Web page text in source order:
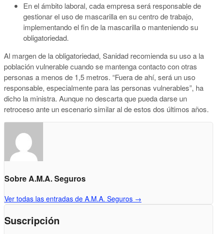
En el ámbito laboral, cada empresa será responsable de
gestionar el uso de mascarilla en su centro de trabajo,
implementando el fin de la mascarilla o manteniendo su
obligatoriedad.
Al margen de la obligatoriedad, Sanidad recomienda su uso a la
población vulnerable cuando se mantenga contacto con otras
personas a menos de 1,5 metros. “Fuera de ahí, será un uso
responsable, especialmente para las personas vulnerables”, ha
dicho la ministra. Aunque no descarta que pueda darse un
retroceso ante un escenario similar al de estos dos últimos años.
Sobre A.M.A. Seguros
Ver todas las entradas de A.M.A. Seguros →
Suscripción